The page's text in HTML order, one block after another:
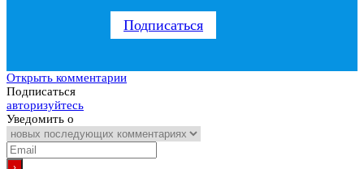
Подписаться
Открыть комментарии
Подписаться
авторизуйтесь
Уведомить о